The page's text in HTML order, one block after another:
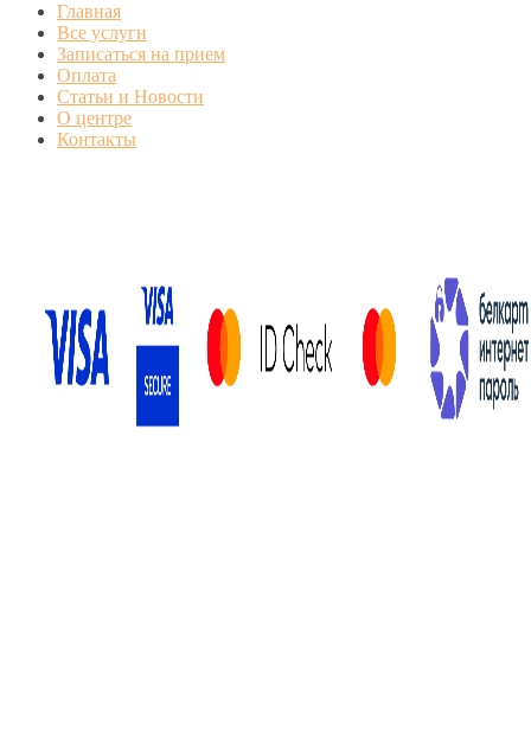
Главная
Все услуги
Записаться на прием
Оплата
Статьи и Новости
О центре
Контакты